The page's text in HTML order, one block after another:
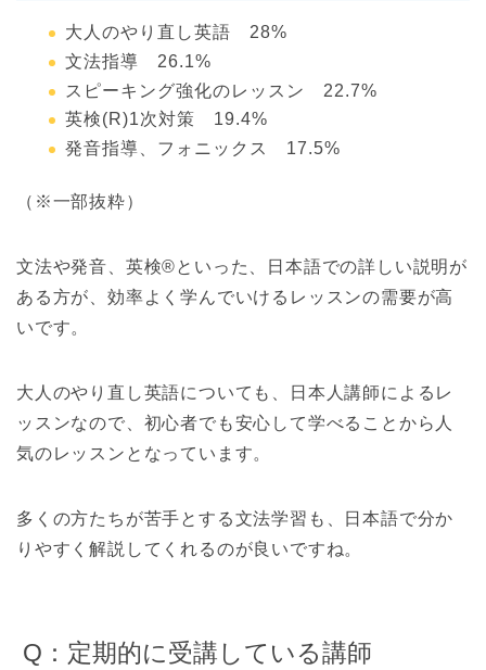
大人のやり直し英語 28%
文法指導 26.1%
スピーキング強化のレッスン 22.7%
英検(R)1次対策 19.4%
発音指導、フォニックス 17.5%
（※一部抜粋）
文法や発音、英検®といった、日本語での詳しい説明が
ある方が、効率よく学んでいけるレッスンの需要が高
いです。
大人のやり直し英語についても、日本人講師によるレ
ッスンなので、初心者でも安心して学べることから人
気のレッスンとなっています。
多くの方たちが苦手とする文法学習も、日本語で分か
りやすく解説してくれるのが良いですね。
Q：定期的に受講している講師